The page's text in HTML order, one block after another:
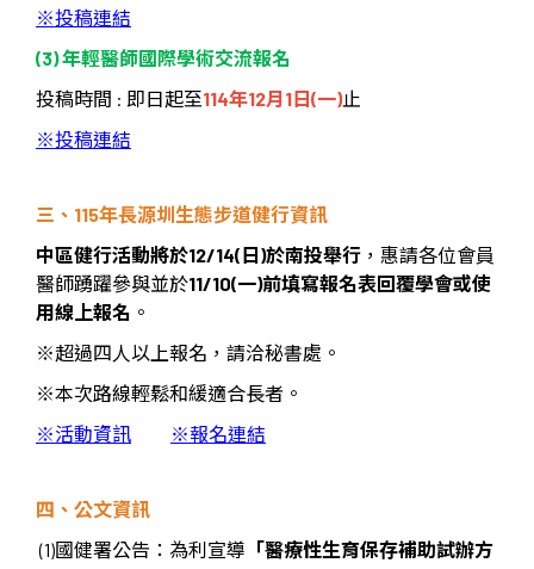
※投稿連結
(3)年輕醫師國際學術交流報名
投稿時間 : 即日起至114年12月1日(一)止
※投稿連結
三、 115年長源圳生態步道健行資訊
中區健行活動將於12/14(日)於南投舉行 ，惠請各位會員
醫師踴躍參與並於11/10(一)前填寫報名表回覆學會或使
用線上報名 。
※超過四人以上報名，請洽秘書處。
※本次路線輕鬆和緩適合長者。
※活動資訊
※報名連結
四、公文資訊
(1)國健署公告：為利宣導 「醫療性生育保存補助試辦方